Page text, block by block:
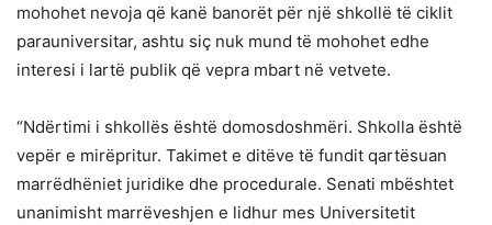
mohohet nevoja që kanë banorët për një shkollë të ciklit
parauniversitar, ashtu siç nuk mund të mohohet edhe
interesi i lartë publik që vepra mbart në vetvete.
“Ndërtimi i shkollës është domosdoshmëri. Shkolla është
vepër e mirëpritur. Takimet e ditëve të fundit qartësuan
marrëdhëniet juridike dhe procedurale. Senati mbështet
unanimisht marrëveshjen e lidhur mes Universitetit